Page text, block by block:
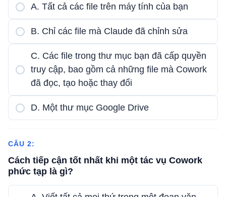
A. Tất cả các file trên máy tính của bạn
B. Chỉ các file mà Claude đã chỉnh sửa
C. Các file trong thư mục bạn đã cấp quyền
truy cập, bao gồm cả những file mà Cowork
đã đọc, tạo hoặc thay đổi
D. Một thư mục Google Drive
CÂU 2:
Cách tiếp cận tốt nhất khi một tác vụ Cowork
phức tạp là gì?